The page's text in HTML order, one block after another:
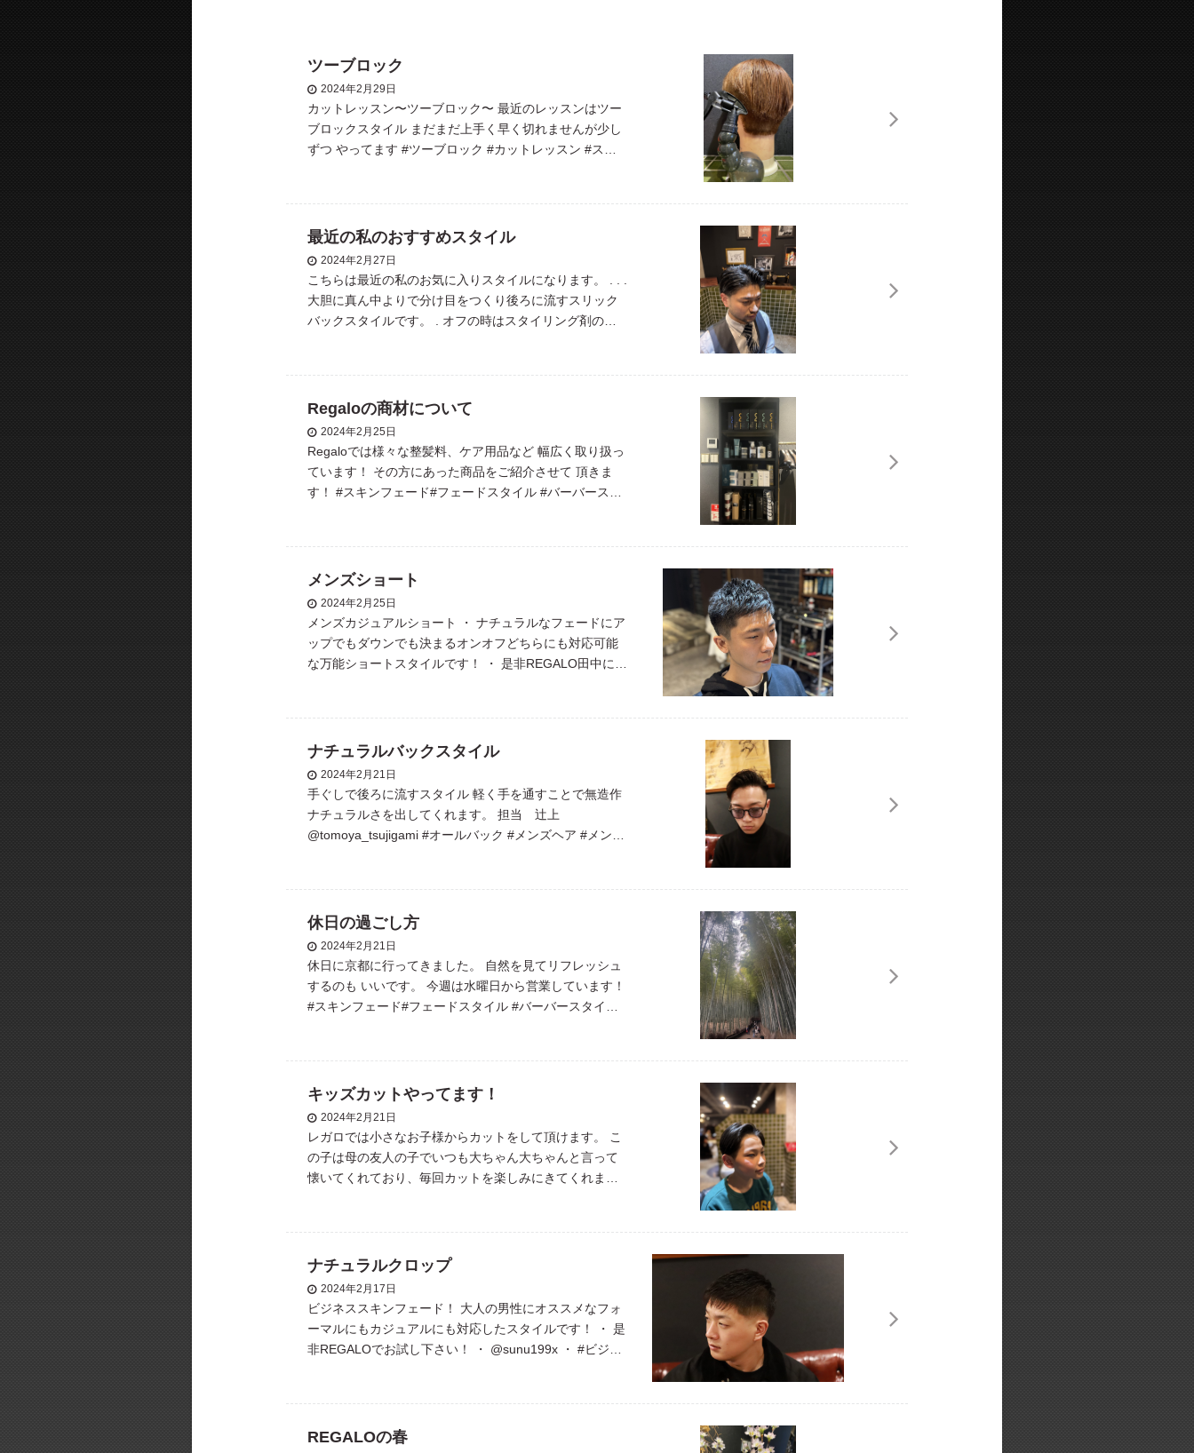
ツーブロック
2024年2月29日
カットレッスン〜ツーブロック〜 最近のレッスンはツー
ブロックスタイル まだまだ上手く早く切れませんが少し
ずつ やってます #ツーブロック #カットレッスン #スキ
最近の私のおすすめスタイル
2024年2月27日
こちらは最近の私のお気に入りスタイルになります。 . . .
大胆に真ん中よりで分け目をつくり後ろに流すスリック
バックスタイルです。 . オフの時はスタイリング剤の量
Regaloの商材について
2024年2月25日
Regaloでは様々な整髪料、ケア用品など 幅広く取り扱っ
ています！ その方にあった商品をご紹介させて 頂きま
す！ #スキンフェード#フェードスタイル #バーバースタ
メンズショート
2024年2月25日
メンズカジュアルショート ・ ナチュラルなフェードにア
ップでもダウンでも決まるオンオフどちらにも対応可能
な万能ショートスタイルです！ ・ 是非REGALO田中にお
ナチュラルバックスタイル
2024年2月21日
手ぐしで後ろに流すスタイル 軽く手を通すことで無造作
ナチュラルさを出してくれます。 担当 辻上
@tomoya_tsujigami #オールバック #メンズヘア #メンズ
休日の過ごし方
2024年2月21日
休日に京都に行ってきました。 自然を見てリフレッシュ
するのも いいです。 今週は水曜日から営業しています！
#スキンフェード#フェードスタイル #バーバースタイル#
キッズカットやってます！
2024年2月21日
レガロでは小さなお子様からカットをして頂けます。 こ
の子は母の友人の子でいつも大ちゃん大ちゃんと言って
懐いてくれており、毎回カットを楽しみにきてくれま
ナチュラルクロップ
2024年2月17日
ビジネススキンフェード！ 大人の男性にオススメなフォ
ーマルにもカジュアルにも対応したスタイルです！ ・ 是
非REGALOでお試し下さい！ ・ @sunu199x ・ #ビジネ
REGALOの春